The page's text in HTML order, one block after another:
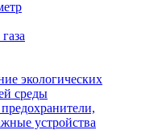
экологических
среды
устройства